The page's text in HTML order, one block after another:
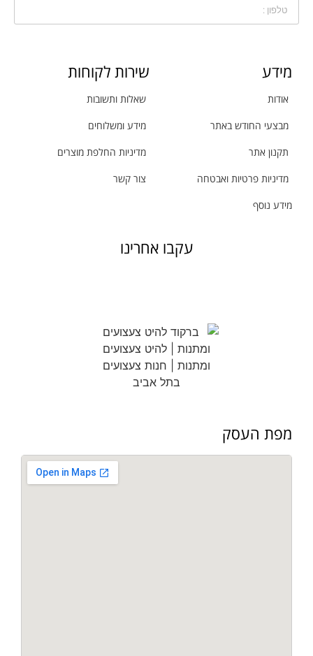
מידע
אודות
מבצעי החודש באתר
תקנון אתר
מדיניות פרטיות ואבטחה
מידע נוסף
שירות לקוחות
שאלות ותשובות
מידע ומשלוחים
מדיניות החלפת מוצרים
צור קשר
עקבו אחרינו
מפת העסק